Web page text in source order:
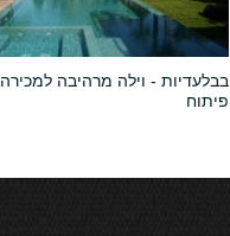
בבלעדיות - וילה מרהיבה
פיתוח